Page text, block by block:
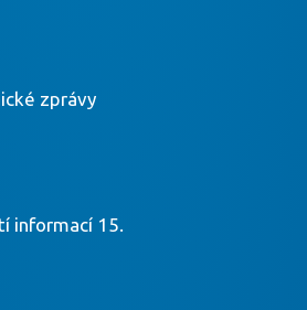
zprávy
15.